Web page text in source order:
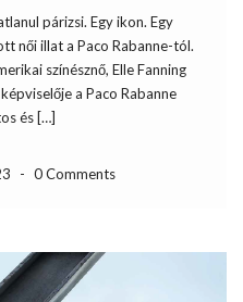
párizsi. Egy ikon. Egy
női illat a Paco Rabanne-tól.
színésznő, Elle Fanning
a Paco Rabanne
és […]
- 0 Comments